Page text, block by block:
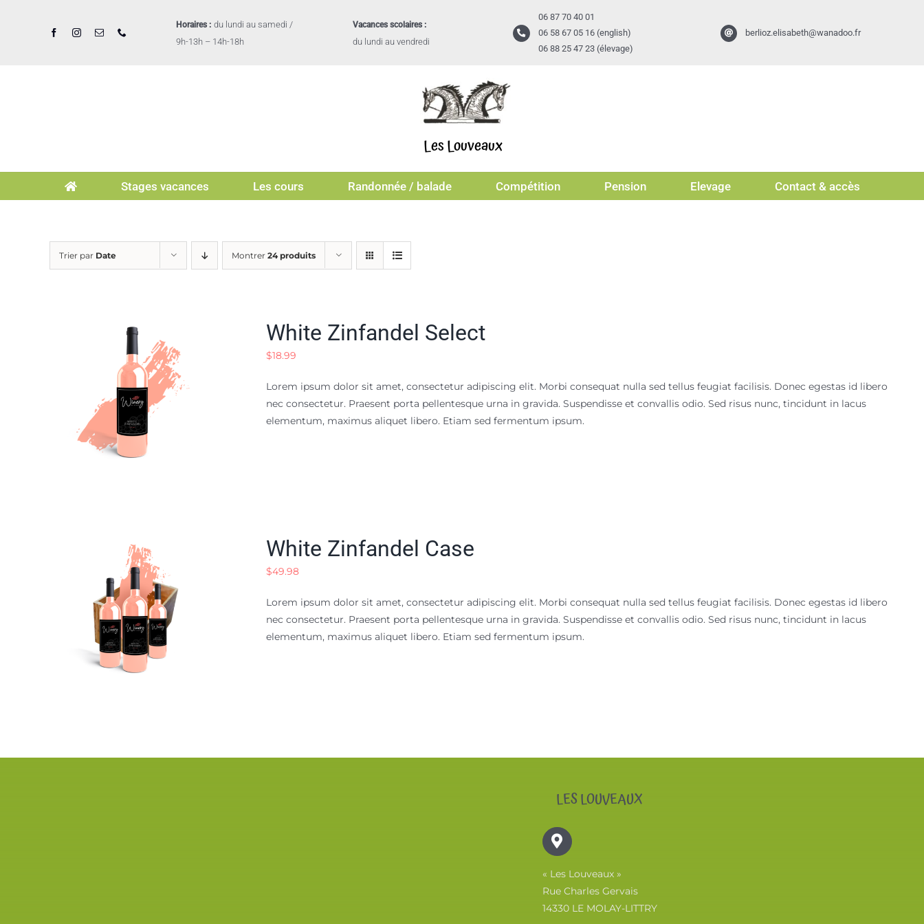
Horaires : du lundi au samedi /
9h-13h – 14h-18h
Vacances scolaires :
du lundi au vendredi
06 87 70 40 01
06 58 67 05 16 (english)
06 88 25 47 23 (élevage)
berlioz.elisabeth@wanadoo.fr
Les Louveaux
Stages vacances Les cours Randonnée / balade Compétition Pension Elevage Contact & accès
Trier par Date Montrer 24 produits
White Zinfandel Select
$18.99
Lorem ipsum dolor sit amet, consectetur adipiscing elit. Morbi consequat nulla sed tellus feugiat facilisis. Donec egestas id libero
nec consectetur. Praesent porta pellentesque urna in gravida. Suspendisse et convallis odio. Sed risus nunc, tincidunt in lacus
elementum, maximus aliquet libero. Etiam sed fermentum ipsum.
White Zinfandel Case
$49.98
Lorem ipsum dolor sit amet, consectetur adipiscing elit. Morbi consequat nulla sed tellus feugiat facilisis. Donec egestas id libero
nec consectetur. Praesent porta pellentesque urna in gravida. Suspendisse et convallis odio. Sed risus nunc, tincidunt in lacus
elementum, maximus aliquet libero. Etiam sed fermentum ipsum.
LES LOUVEAUX
« Les Louveaux »
Rue Charles Gervais
14330 LE MOLAY-LITTRY